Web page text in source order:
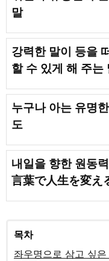
말
강력한 말이 등을
할 수 있게 해 주는
누구나 아는 유명
도
내일을 향한 원동
言葉で人生を変え
목차
좌우명으로 삼고 싶